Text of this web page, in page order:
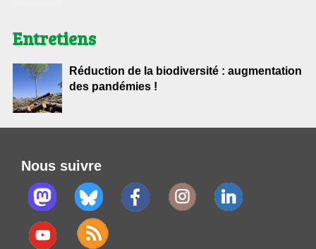
Entretiens
Réduction de la biodiversité : augmentation
des pandémies !
Nous suivre